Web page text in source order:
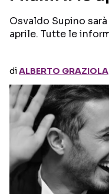
GOSSIP E CURIOSITÀ
Osvaldo Supino
aprile. Tutte le
diALBERTO GRAZIOLA